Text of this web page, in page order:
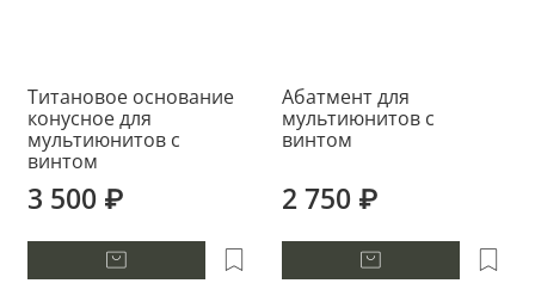
Титановое основание
конусное для
мультиюнитов с
винтом
3 500 ₽
Абатмент для
мультиюнитов с
винтом
2 750 ₽